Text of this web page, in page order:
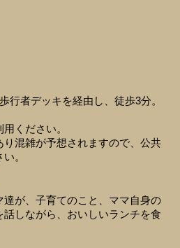
行者デッキを経由し、徒歩3分。
ください。
混雑が予想されますので、公共
。
が、子育てのこと、ママ自身の
話しながら、おいしいランチを食